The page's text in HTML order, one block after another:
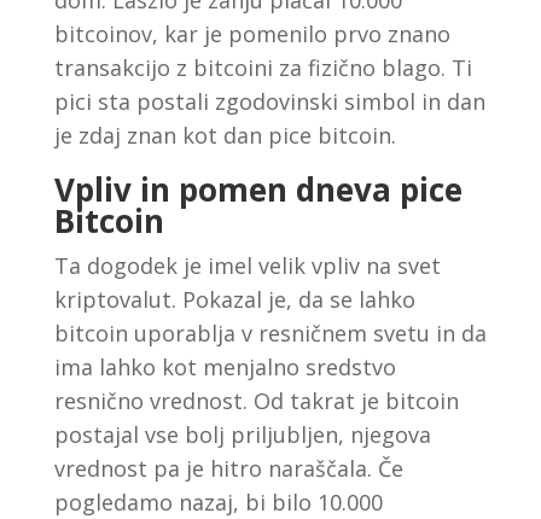
bitcoinov, kar je pomenilo prvo znano
transakcijo z bitcoini za fizično blago. Ti
pici sta postali zgodovinski simbol in dan
je zdaj znan kot dan pice bitcoin.
Vpliv in pomen dneva pice
Bitcoin
Ta dogodek je imel velik vpliv na svet
kriptovalut. Pokazal je, da se lahko
bitcoin uporablja v resničnem svetu in da
ima lahko kot menjalno sredstvo
resnično vrednost. Od takrat je bitcoin
postajal vse bolj priljubljen, njegova
vrednost pa je hitro naraščala. Če
pogledamo nazaj, bi bilo 10.000